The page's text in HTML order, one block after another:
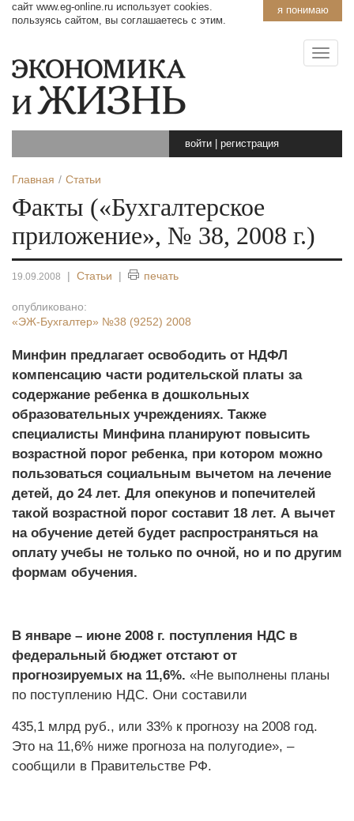
я понимаю
сайт www.eg-online.ru использует cookies.
пользуясь сайтом, вы соглашаетесь с этим.
войти регистрация
Главная Статьи
Факты («Бухгалтерское
приложение», № 38, 2008 г.)
19.09.2008 | Статьи | печать
опубликовано:
«ЭЖ-Бухгалтер» №38 (9252) 2008
Минфин предлагает освободить от НДФЛ
компенсацию части родительской платы за
содержание ребенка в дошкольных
образовательных учреждениях. Также
специалисты Минфина планируют повысить
возрастной порог ребенка, при котором можно
пользоваться социальным вычетом на лечение
детей, до 24 лет. Для опекунов и попечителей
такой возрастной порог составит 18 лет. А вычет
на обучение детей будет распространяться на
оплату учебы не только по очной, но и по другим
формам обучения.
В январе – июне 2008 г. поступления НДС в
федеральный бюджет отстают от
прогнозируемых на 11,6%. «Не выполнены планы
по поступлению НДС. Они составили
435,1 млрд руб., или 33% к прогнозу на 2008 год.
Это на 11,6% ниже прогноза на полугодие», –
сообщили в Правительстве РФ.